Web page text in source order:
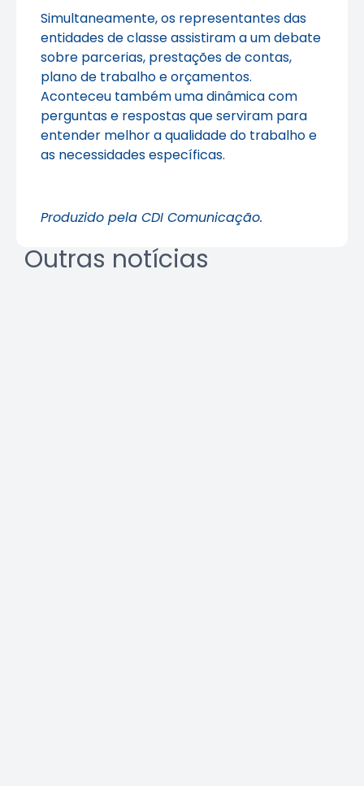
Simultaneamente, os representantes das
entidades de classe assistiram a um debate
sobre parcerias, prestações de contas,
plano de trabalho e orçamentos.
Aconteceu também uma dinâmica com
perguntas e respostas que serviram para
entender melhor a qualidade do trabalho e
as necessidades específicas.
Produzido pela CDI Comunicação.
Outras notícias